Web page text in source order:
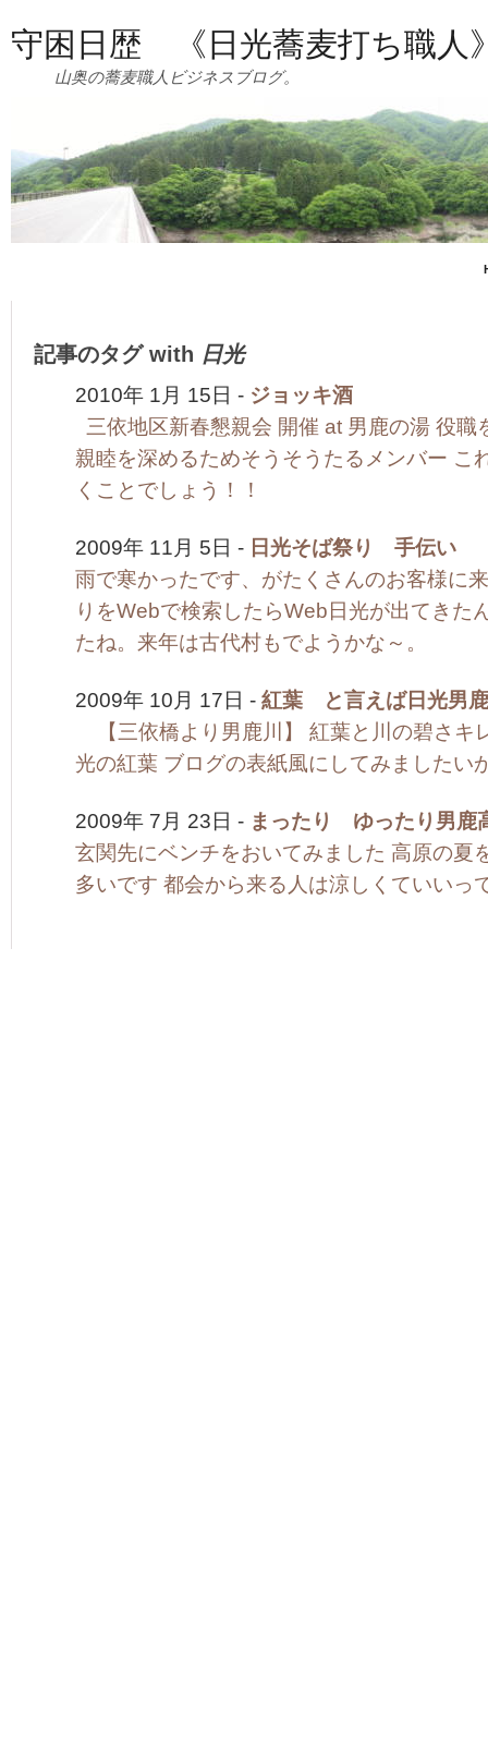
守困日歴 《日光蕎麦打ち職人
山奥の蕎麦職人ビジネスブログ。
記事のタグ with 日光
2010年 1月 15日 - ジョッキ酒
三依地区新春懇親会 開催 at 男鹿の湯 役職
親睦を深めるためそうそうたるメンバー こ
くことでしょう！！
2009年 11月 5日 - 日光そば祭り 手伝い
雨で寒かったです、がたくさんのお客様に
りをWebで検索したらWeb日光が出てきた
たね。来年は古代村もでようかな～。
2009年 10月 17日 - 紅葉 と言えば日光男
【三依橋より男鹿川】 紅葉と川の碧さキ
光の紅葉 ブログの表紙風にしてみましたい
2009年 7月 23日 - まったり ゆったり男鹿
玄関先にベンチをおいてみました 高原の
多いです 都会から来る人は涼しくていい